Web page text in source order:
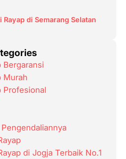
Rayap di Semarang Selatan
Bergaransi
Murah
Profesional
di Jogja Terbaik No.1